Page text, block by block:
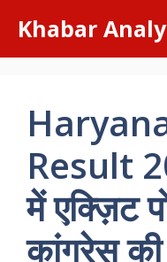
content
Khabar
Result
में एक्ज़िट
कांग्रेस की